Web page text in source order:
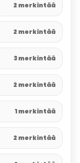
2 merkintää
2 merkintää
3 merkintää
2 merkintää
1 merkintää
2 merkintää